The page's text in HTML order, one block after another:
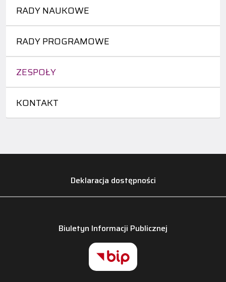
RADY NAUKOWE
RADY PROGRAMOWE
ZESPOŁY
KONTAKT
Deklaracja dostępności
Biuletyn Informacji Publicznej